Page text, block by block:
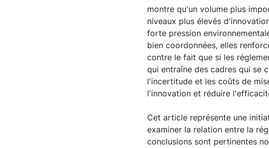
montre qu'un volume plus
niveaux plus élevés
forte pression
bien coordonnées, elles
contre le fait que si les
qui entraîne des cadres qui se
l'incertitude et les coûts de
l'innovation et réduire
Cet article représente une
examiner la relation entre la
conclusions sont pertinentes